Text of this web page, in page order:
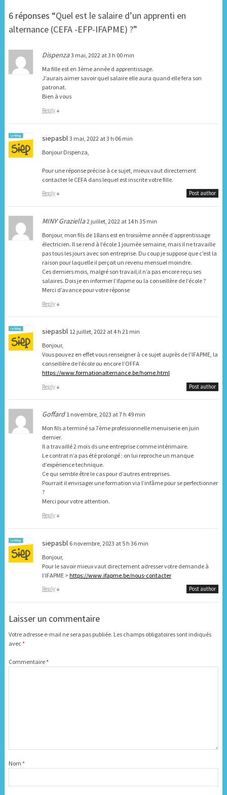
6 réponses “Quel est le salaire d’un apprenti en
alternance (CEFA -EFP-IFAPME) ?”
Dispenza3 mai, 2022 at 3 h 00 min
Ma fille est en 3ème année d apprentissage.
J’aurais aimer savoir quel salaire elle aura quand elle fera son
patronat.
Bien à vous
Reply↓
siepasbl
Post author
3 mai, 2022 at 3 h 06 min
Bonjour Dispenza,
Pour une réponse précise à ce sujet, mieux vaut directement
contacter le CEFA dans lequel est inscrite votre fille.
Reply↓
MINY Graziella2 juillet, 2022 at 14 h 35 min
Bonjour, mon fils de 18ans est en troisième année d’apprentissage
électricien. Il se rend à l’école 1 journée semaine, mais il ne travaille
pas tous les jours avec son entreprise. Du coup je suppose que c’est la
raison pour laquelle il perçoit un revenu mensuel moindre.
Ces derniers mois, malgré son travail,il n’a pas encore reçu ses
salaires. Dois je en informer l’ifapme ou la conseillère de l’école ?
Merci d’avance pour votre réponse
Reply↓
siepasbl
Post author
12 juillet, 2022 at 4 h 21 min
Bonjour,
Vous pouvez en effet vous renseigner à ce sujet auprès de l’IFAPME, la
conseillère de l’école ou encore l’OFFA
https://www.formationalternance.be/home.html
Reply↓
Goffard 1 novembre, 2023 at 7 h 49 min
Mon fils a terminé sa 7ème professionnelle menuiserie en juin
dernier.
Il a travaillé 2 mois ds une entreprise comme intérimaire.
Le contrat n’a pas été prolongé ; on lui reproche un manque
d’expérience technique.
Ce qui semble être le cas pour d’autres entreprises.
Pourrait il envisager une formation via l’infâme pour se perfectionner
?
Merci pour votre attention.
Reply↓
siepasbl
Post author
6 novembre, 2023 at 5 h 36 min
Bonjour,
Pour le savoir mieux vaut directement adresser votre demande à
l’IFAPME > https://www.ifapme.be/nous-contacter
Reply↓
Laisser un commentaire
Votre adresse e-mail ne sera pas publiée. Les champs obligatoires sont indiqués
avec*
Commentaire*
Nom *